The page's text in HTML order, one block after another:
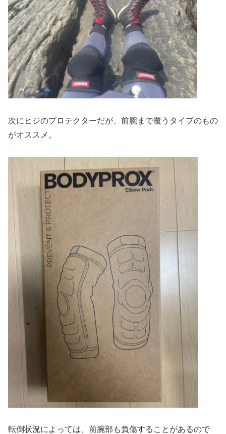
次にヒジのプロテクターだが、前腕まで覆うタイプのもの
がオススメ。
転倒状況によっては、前腕部も負傷することがあるので